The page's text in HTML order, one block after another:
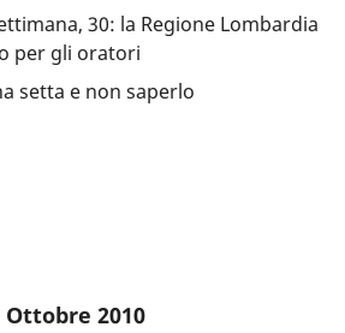
30: la Regione Lombardia
per gli oratori
setta e non saperlo
Ottobre 2010